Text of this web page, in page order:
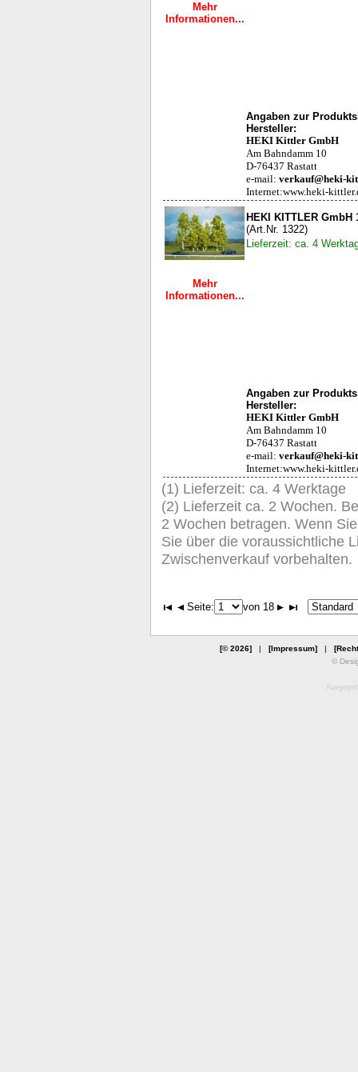
Mehr
Informationen...
Angaben zur
Hersteller:
HEKI Kittler GmbH
Am Bahndamm 10
D-76437 Rastatt
e-mail: verkauf@heki-
Internet:www.heki-
Mehr
Informationen...
HEKI KITTLER GmbH
(Art.Nr. 1322)
Lieferzeit: ca. 4
Angaben zur
Hersteller:
HEKI Kittler GmbH
Am Bahndamm 10
D-76437 Rastatt
e-mail: verkauf@heki-
Internet:www.heki-
(1) Lieferzeit: ca. 4 Werktage
(2) Lieferzeit ca. 2 Wochen.
2 Wochen betragen. Wenn
Sie über die voraussichtliche
Zwischenverkauf vorbehalten.
Seite: von 18
[© 2026]| [Impressum]|
©